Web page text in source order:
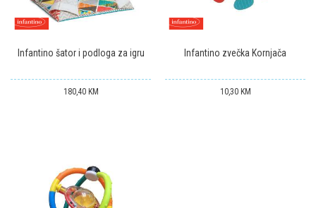
Infantino šator i podloga za igru
180,40 KM
Infantino zvečka Kornjača
10,30 KM